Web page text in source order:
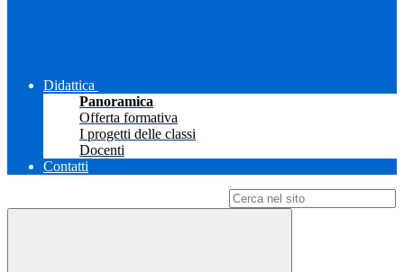
Didattica
Panoramica
Offerta formativa
I progetti delle classi
Docenti
Contatti